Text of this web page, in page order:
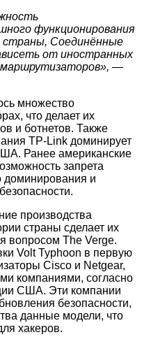
функционирования
страны, Соединённые
от иностранных
маршрутизаторов», —
множество
что делает их
и ботнетов. Также
TP-Link доминирует
Ранее американские
запрета
доминирования и
производства
страны сделает их
вопросом The Verge.
Volt Typhoon в первую
Cisco и Netgear,
компаниями, согласно
США. Эти компании
безопасности,
данные модели, что
хакеров.